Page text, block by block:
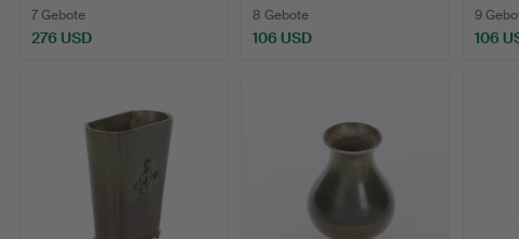
7 Gebote
276 USD
8 Gebote
106 USD
9
106